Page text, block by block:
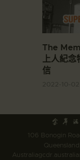
The
上人紀
信
106 Bonogin
Australia